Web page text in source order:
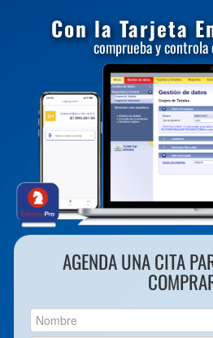
Con la Tarjeta
comprueba y
AGENDA UNA CITA